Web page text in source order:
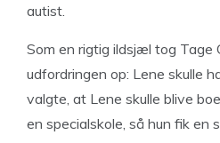
autist.
Som en rigtig ildsjæl tog Tage
udfordringen op: Lene skulle
valgte, at Lene skulle blive
en specialskole, så hun fik